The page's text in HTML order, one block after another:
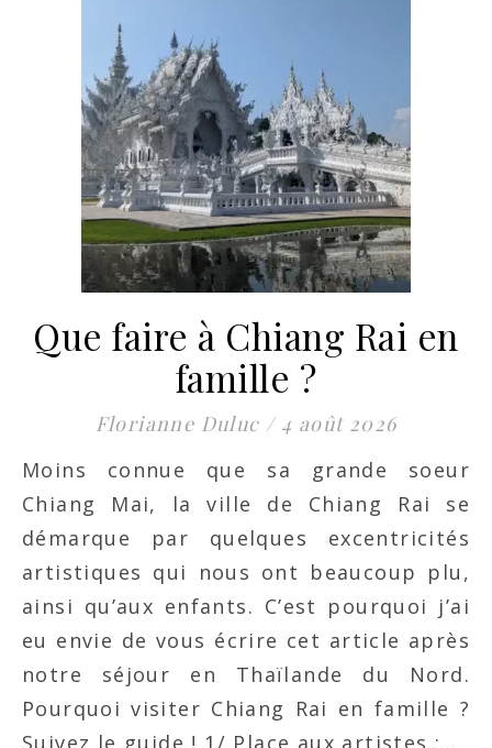
Que faire à Chiang Rai en
famille ?
Florianne Duluc / 4 août 2026
Moins connue que sa grande soeur
Chiang Mai, la ville de Chiang Rai se
démarque par quelques excentricités
artistiques qui nous ont beaucoup plu,
ainsi qu’aux enfants. C’est pourquoi j’ai
eu envie de vous écrire cet article après
notre séjour en Thaïlande du Nord.
Pourquoi visiter Chiang Rai en famille ?
Suivez le guide ! 1/ Place aux artistes :…